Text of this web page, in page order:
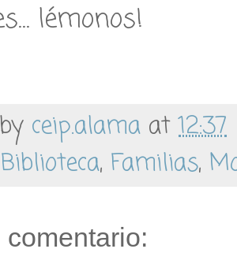
lémonos!
ceip.alama at12:37
Biblioteca, Familias,
comentario: